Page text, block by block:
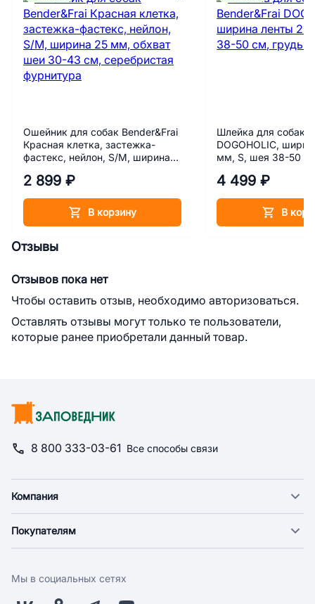
Ошейник для собак Bender&Frai
Красная клетка, застежка-
фастекс, нейлон, S/M, ширина
серебристая фурнитура
2 899 ₽
В корзину
Шлейка для собак
DOGOHOLIC,
мм, S, шея 38-50
4 499 ₽
В
Отзывы
Отзывов пока нет
Чтобы оставить отзыв, необходимо авторизоваться.
Оставлять отзывы могут только те пользователи,
которые ранее приобретали данный товар.
8 800 333-03-61 Все способы связи
Компания
Новости
Поставщикам
Покупателям
Оплата
Мы в социальных сетях